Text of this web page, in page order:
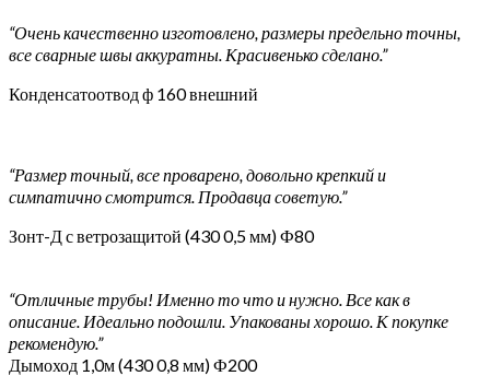
“Очень качественно изготовлено, размеры предельно точны,
все сварные швы аккуратны. Красивенько сделано.”
Конденсатоотвод ф 160 внешний
“Размер точный, все проварено, довольно крепкий и
симпатично смотрится. Продавца советую.”
Зонт-Д с ветрозащитой (430 0,5 мм) Ф80
“Отличные трубы! Именно то что и нужно. Все как в
описание. Идеально подошли. Упакованы хорошо. К покупке
рекомендую.”
Дымоход 1,0м (430 0,8 мм) Ф200